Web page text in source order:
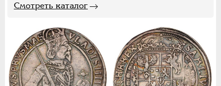
Смотреть каталог